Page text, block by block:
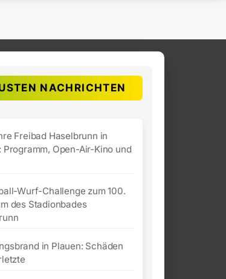
NACHRICHTEN
Freibad Haselbrunn in
Programm, Open-Air-Kino und
Wurf-Challenge zum 100.
des Stadionbades
in Plauen: Schäden